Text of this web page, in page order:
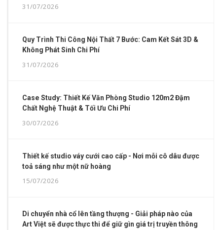
31/07/2026
Quy Trình Thi Công Nội Thất 7 Bước: Cam Kết Sát 3D &
Không Phát Sinh Chi Phí
31/07/2026
Case Study: Thiết Kế Văn Phòng Studio 120m2 Đậm
Chất Nghệ Thuật & Tối Ưu Chi Phí
30/07/2026
Thiết kế studio váy cưới cao cấp - Nơi mỗi cô dâu được
toả sáng như một nữ hoàng
15/07/2026
Di chuyển nhà cổ lên tầng thượng - Giải pháp nào của
Art Việt sẽ được thực thi để giữ gìn giá trị truyền thông